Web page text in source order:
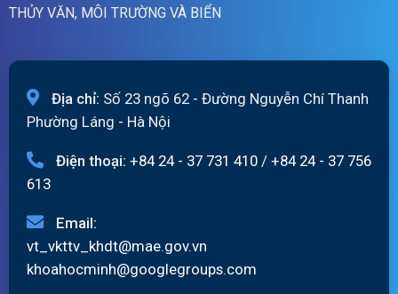
THỦY VĂN, MÔI TRƯỜNG VÀ BIỂN
Địa chỉ: Số 23 ngõ 62 - Đường Nguyễn Chí Thanh
Phường Láng - Hà Nội
Điện thoại: +84 24 - 37 731 410 / +84 24 - 37 756
613
Email:
vt_vkttv_khdt@mae.gov.vn
khoahocminh@googlegroups.com